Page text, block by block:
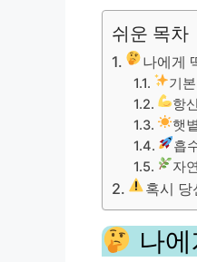
쉬운 목차
나에게
기
항
햇
흡
자
혹시 당
나